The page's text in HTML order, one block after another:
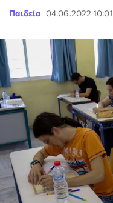
Παιδεία 04.06.2022 10:01